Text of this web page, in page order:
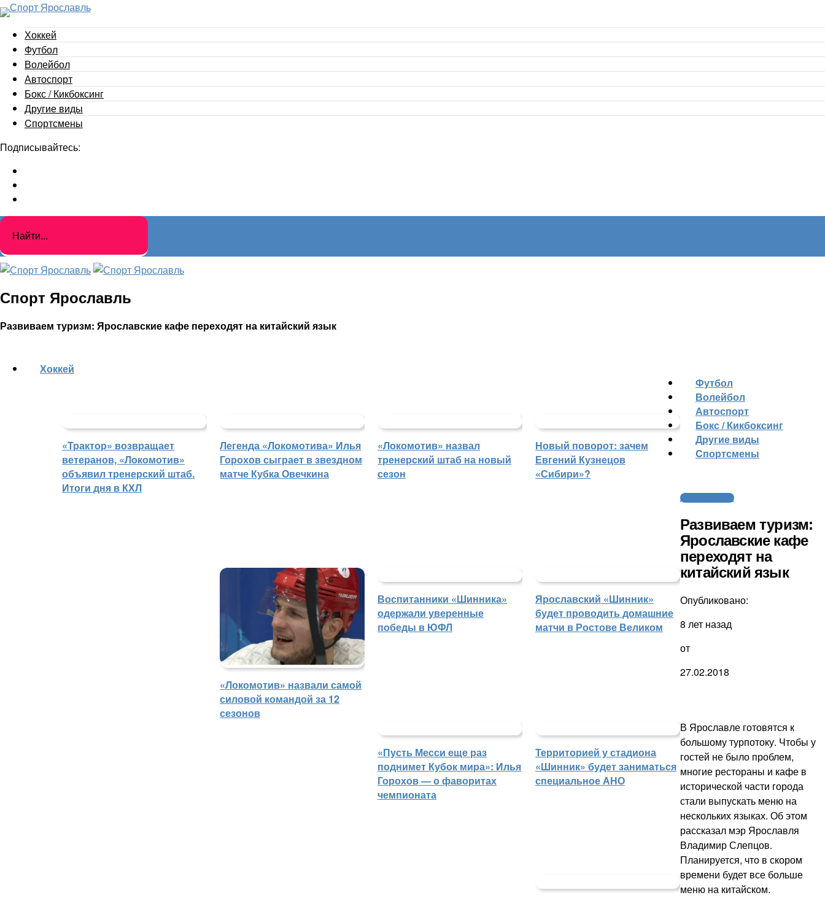
Хоккей
Футбол
Волейбол
Автоспорт
Бокс / Кикбоксинг
Другие виды
Cпортсмены
Подписывайтесь:
Спорт Ярославль
Развиваем туризм: Ярославские кафе переходят на китайский язык
Хоккей
«Трактор» возвращает
ветеранов, «Локомотив»
объявил тренерский штаб.
Итоги дня в КХЛ
Легенда «Локомотива» Илья
Горохов сыграет в звездном
матче Кубка Овечкина
«Локомотив» назвал
тренерский штаб на новый
сезон
Новый поворот: зачем
Евгений Кузнецов
«Сибири»?
«Локомотив» назвали самой
силовой командой за 12
сезонов
Футбол
Воспитанники «Шинника»
одержали уверенные
победы в ЮФЛ
Ярославский «Шинник»
будет проводить домашние
матчи в Ростове Великом
«Пусть Месси еще раз
поднимет Кубок мира»: Илья
Горохов — о фаворитах
чемпионата
Территорией у стадиона
«Шинник» будет заниматься
специальное АНО
Волейбол
Автоспорт
Бокс / Кикбоксинг
Другие виды
Cпортсмены
Другие новости
Развиваем туризм:
Ярославские кафе
переходят на
китайский язык
Опубликовано:
8 лет назад
от
27.02.2018
В Ярославле готовятся к
большому турпотоку. Чтобы у
гостей не было проблем,
многие рестораны и кафе в
исторической части города
стали выпускать меню на
нескольких языках. Об этом
рассказал мэр Ярославля
Владимир Слепцов.
Планируется, что в скором
времени будет все больше
меню на китайском.